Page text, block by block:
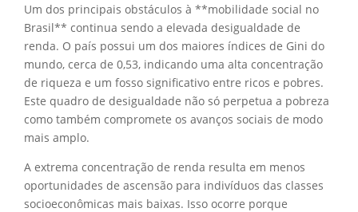
Um dos principais obstáculos à **mobilidade social no
Brasil** continua sendo a elevada desigualdade de
renda. O país possui um dos maiores índices de Gini do
mundo, cerca de 0,53, indicando uma alta concentração
de riqueza e um fosso significativo entre ricos e pobres.
Este quadro de desigualdade não só perpetua a pobreza
como também compromete os avanços sociais de modo
mais amplo.
A extrema concentração de renda resulta em menos
oportunidades de ascensão para indivíduos das classes
socioeconômicas mais baixas. Isso ocorre porque